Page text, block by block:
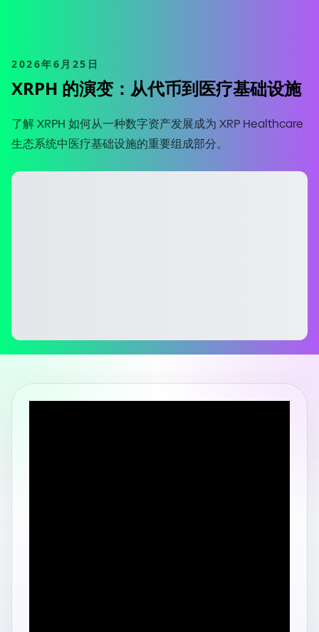
2026年6月25日
XRPH 的演变：从代币到医疗基础设施
了解 XRPH 如何从一种数字资产发展成为 XRP Healthcare
生态系统中医疗基础设施的重要组成部分。